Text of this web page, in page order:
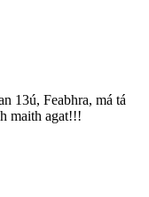
13ú, Feabhra, má tá
maith agat!!!